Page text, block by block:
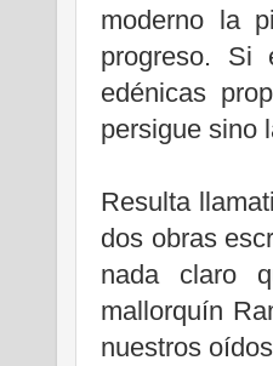
moderno la
progreso. Si
edénicas
persigue sino
Resulta
dos obras
nada claro
mallorquín
nuestros